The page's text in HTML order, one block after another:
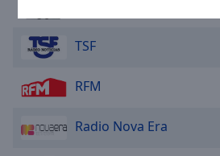
Color
Opacity
Font
TSF
RFM
Radio Nova Era